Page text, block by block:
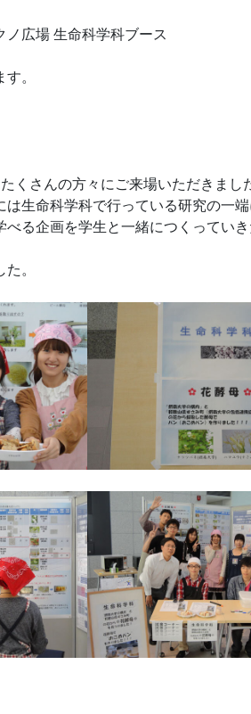
ノ広場 生命科学科ブース
。
くさんの方々にご来場いただきま
は生命科学科で行っている研究の一
る企画を学生と一緒につくっていき
。